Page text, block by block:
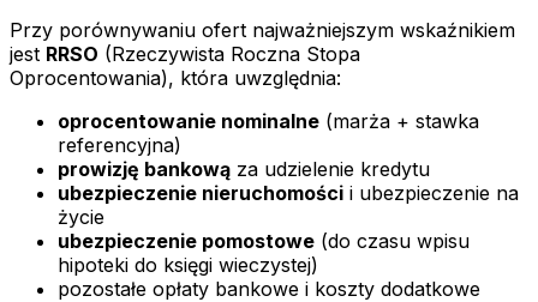
Przy porównywaniu ofert najważniejszym wskaźnikiem
jest RRSO (Rzeczywista Roczna Stopa
Oprocentowania), która uwzględnia:
oprocentowanie nominalne (marża + stawka
referencyjna)
prowizję bankową za udzielenie kredytu
ubezpieczenie nieruchomości i ubezpieczenie na
życie
ubezpieczenie pomostowe (do czasu wpisu
hipoteki do księgi wieczystej)
pozostałe opłaty bankowe i koszty dodatkowe